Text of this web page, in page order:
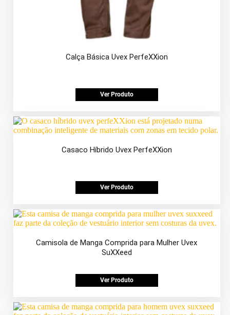
Calça Básica Uvex PerfeXXion
Ver Produto
Casaco Híbrido Uvex PerfeXXion
Ver Produto
Camisola de Manga Comprida para Mulher Uvex
SuXXeed
Ver Produto